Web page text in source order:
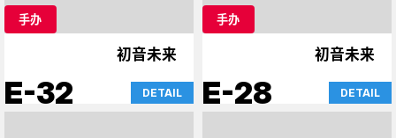
手办
初音未来
E-32 DETAIL
手办
初音未来
E-28 DETAIL